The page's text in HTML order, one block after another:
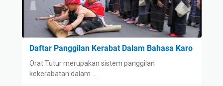
Daftar Panggilan Kerabat Dalam Bahasa Karo
Orat Tutur merupakan sistem panggilan
kekerabatan dalam …